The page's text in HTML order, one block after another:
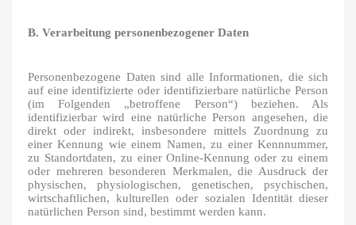
B. Verarbeitung personenbezogener Daten
Personenbezogene Daten sind alle Informationen, die sich
auf eine identifizierte oder identifizierbare natürliche Person
(im Folgenden „betroffene Person“) beziehen. Als
identifizierbar wird eine natürliche Person angesehen, die
direkt oder indirekt, insbesondere mittels Zuordnung zu
einer Kennung wie einem Namen, zu einer Kennnummer,
zu Standortdaten, zu einer Online-Kennung oder zu einem
oder mehreren besonderen Merkmalen, die Ausdruck der
physischen, physiologischen, genetischen, psychischen,
wirtschaftlichen, kulturellen oder sozialen Identität dieser
natürlichen Person sind, bestimmt werden kann.